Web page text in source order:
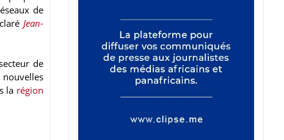
de
Jean-
de
la région